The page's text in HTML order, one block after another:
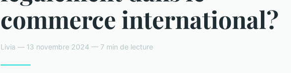
commerce international?
Livia — 13 novembre 2024 — 7 min de lecture